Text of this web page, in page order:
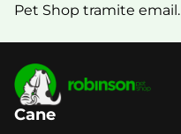
Pet Shop tramite email.
Cane